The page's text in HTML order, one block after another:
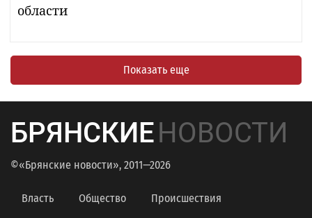
области
Показать еще
БРЯНСКИЕНОВОСТИ
©«Брянские новости», 2011—2026
Власть Общество Происшествия